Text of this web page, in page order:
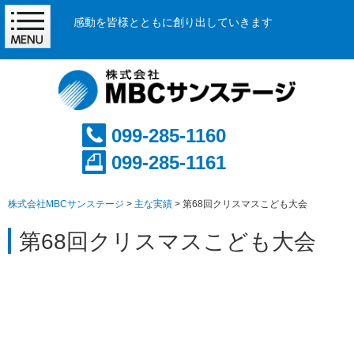
感動を皆様とともに創り出していきます
099-285-1160
099-285-1161
株式会社MBCサンステージ > 主な実績 > 第68回クリスマスこども大会
第68回クリスマスこども大会